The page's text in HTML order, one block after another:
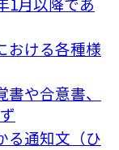
ける各種様
や合意書、
る通知文（ひ